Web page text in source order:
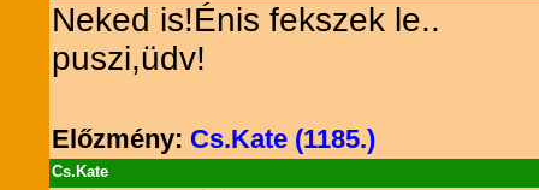
Neked is!Énis fekszek le..
puszi,üdv!
Előzmény: Cs.Kate (1185.)
Cs.Kate